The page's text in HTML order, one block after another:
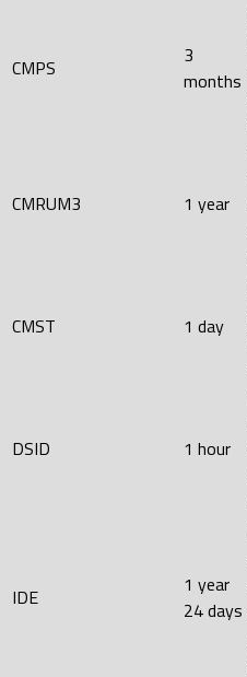
CMPS
3
months
CMRUM3 1 year
CMST 1 day
DSID 1 hour
IDE
1 year
24 days